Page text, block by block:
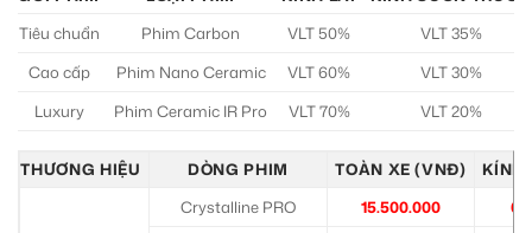
Tiêu chuẩn
Phim Carbon VLT 50%
VLT 35%
Cao cấp
Phim Nano Ceramic VLT 60%
VLT 30%
Luxury
Phim Ceramic IR Pro VLT 70% VLT 20%
THƯƠNG HIỆU DÒNG PHIM TOÀN XE (VNĐ) KÍNH
Crystalline PRO 15.500.000